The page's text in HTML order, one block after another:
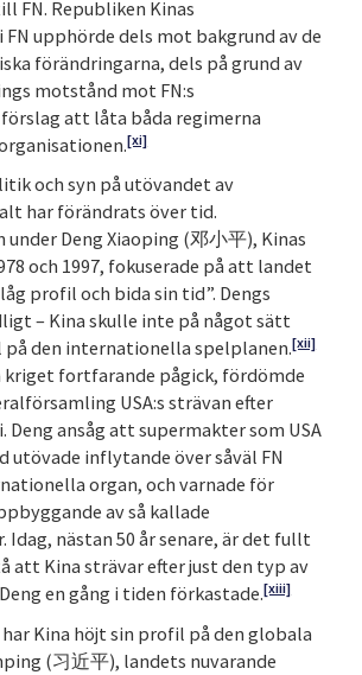
FN. Republiken Kinas
upphörde dels mot bakgrund av de
förändringarna, dels på grund av
motstånd mot FN:s
att låta båda regimerna
[xi]
och syn på utövandet av
har förändrats över tid.
Deng Xiaoping (邓小平), Kinas
och 1997, fokuserade på att landet
profil och bida sin tid”. Dengs
– Kina skulle inte på något sätt
på den internationella spelplanen.[xii]
kriget fortfarande pågick, fördömde
USA:s strävan efter
Deng ansåg att supermakter som USA
utövade inflytande över såväl FN
organ, och varnade för
av så kallade
Idag, nästan 50 år senare, är det fullt
att Kina strävar efter just den typ av
en gång i tiden förkastade.[xiii]
har Kina höjt sin profil på den globala
(习近平), landets nuvarande